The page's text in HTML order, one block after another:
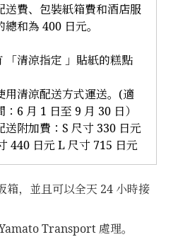
送費、包裝紙箱費和酒店服
總和為 400 日元。
「清涼指定 」貼紙的糕點
用清涼配送方式運送。(適
：6 月 1 日至 9 月 30 日）
送附加費：S 尺寸 330 日元
440 日元 L 尺寸 715 日元
箱，並且可以全天 24 小時接
Transport 處理。